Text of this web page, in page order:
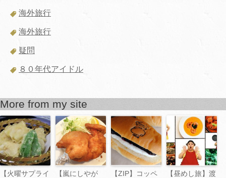
海外旅行
海外旅行
疑問
８０年代アイドル
More from my site
【火曜サプライ
【嵐にしやが
【ZIP】コッペ
【昼めし旅】渡